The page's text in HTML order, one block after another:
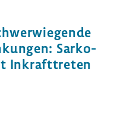
Sarko­
Inkraft­treten